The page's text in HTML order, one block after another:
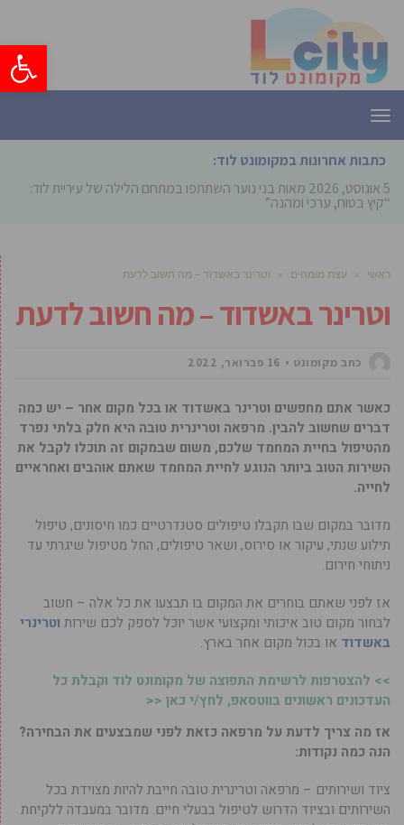
פתח
תפריט
כתבות אחרונות במקומונט לוד:
5 אוגוסט, 2026
מאות בני נוער השתתפו במתחם הלילה של עיריית לוד:
“קיץ בטוח, ערכי ומהנה”
ראשי » עצת מומחים » וטרינר באשדוד – מה חשוב לדעת
וטרינר באשדוד – מה חשוב לדעת
כתב מקומונט 16 פברואר, 2022
כאשר אתם מחפשים וטרינר באשדוד או בכל מקום אחר – יש כמה
דברים שחשוב להבין. מרפאה וטרינרית טובה היא חלק בלתי נפרד
מהטיפול בחיית המחמד שלכם, משום שבמקום זה תוכלו לקבל את
השירות הטוב ביותר הנוגע לחיית המחמד שאתם אוהבים ואחראיים
לחייה.
מדובר במקום שבו תקבלו טיפולים סטנדרטיים כמו חיסונים, טיפול
תילוע שנתי, עיקור או סירוס, ושאר טיפולים, החל מטיפול שיגרתי עד
ניתוחי חירום.
אז לפני שאתם בוחרים את המקום בו תבצעו את כל אלה – חשוב
לבחור מקום טוב איכותי ומקצועי אשר יוכל לספק לכם שירות וטרינרי
באשדוד או בכול מקום אחר בארץ.
>> להצטרפות לרשימת התפוצה של מקומונט לוד וקבלת כל
העדכונים ראשונים בווטסאפ, לחץ/י כאן <<
אז מה צריך לדעת על מרפאה כזאת לפני שמבצעים את הבחירה?
הנה כמה נקודות:
ציוד ושירותים – מרפאה וטרינרית טובה חייבת להיות מצוידת בכל
השירותים ובציוד הדרוש לטיפול בבעלי חיים. מדובר במעבדה ללקיחת